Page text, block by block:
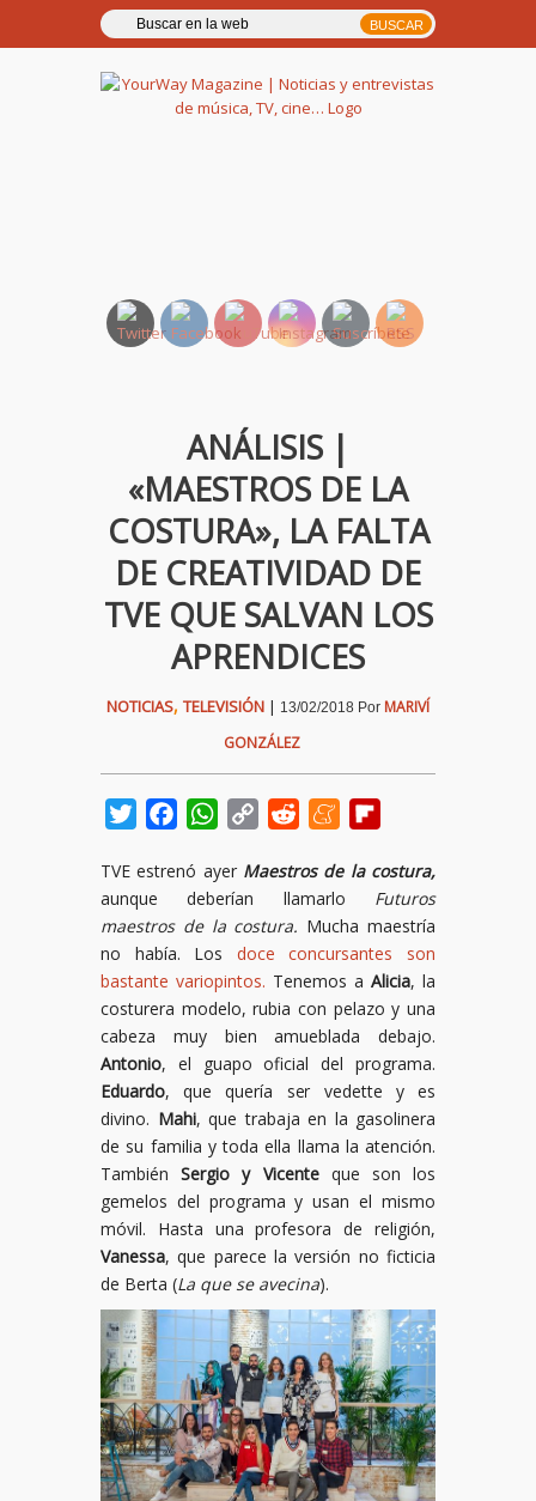
ANÁLISIS |
«MAESTROS DE LA
COSTURA», LA FALTA
DE CREATIVIDAD DE
TVE QUE SALVAN LOS
APRENDICES
NOTICIAS, TELEVISIÓN | 13/02/2018 Por MARIVÍ
GONZÁLEZ
TwitterFacebookWhatsApp
Copy
Reddit Meneame
TVE estrenó ayer Maestros de la costura,
aunque deberían llamarlo Futuros
maestros de la costura. Mucha maestría
no había. Los doce concursantes son
bastante variopintos. Tenemos a Alicia, la
costurera modelo, rubia con pelazo y una
cabeza muy bien amueblada debajo.
Antonio, el guapo oficial del programa.
Eduardo, que quería ser vedette y es
divino. Mahi, que trabaja en la gasolinera
de su familia y toda ella llama la atención.
TambiénSergio y Vicenteque son los
gemelos del programa y usan el mismo
móvil. Hasta una profesora de religión,
Vanessa, que parece la versión no ficticia
de Berta (La que se avecina).